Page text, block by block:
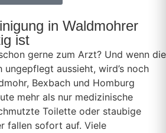
in Waldmohrer
ist
gerne zum Arzt? Und wenn die
ungepflegt aussieht, wird’s noch
Bexbach und Homburg
mehr als nur medizinische
Toilette oder staubige
fallen sofort auf. Viele